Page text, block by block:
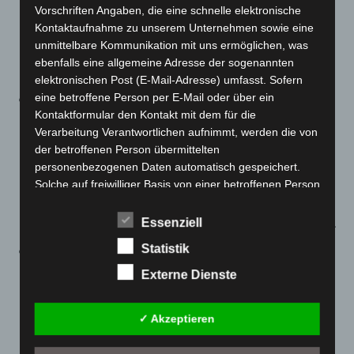
zu werden, wenn nicht mehr als70 Prozentder
Kapazität der Beherbergungsstätte genutzt werden
oder wenn eine Fläche von mindestens10 qm pro
teilnehmende Personzur Verfügung steht.
Der neue§ 8b Absatz 6ermöglicht die Nutzung einer
Beherbergungsstätte im Rahmen derberuflichen
Aus-, Fort- und Weiterbildungauch dann, wenn die
beherbergte Person zwar nicht geimpft oder genesen
ist, aber einen negativen Test vorlegt. Für
Fort- und Weiterbildung gilt somit eine 3-G-Regelung.
Der neu gefasste§ 8 b Absatz 8
Ausnahmeregelung zur Nutzung von
. Wenn die Nutzung einer Sportanlage
zur Wahrung des Tierwohls (insbesondere zur
Vorschriften Angaben, die eine schnelle elektronische
Kontaktaufnahme zu unserem Unternehmen sowie eine
unmittelbare Kommunikation mit uns ermöglichen, was
ebenfalls eine allgemeine Adresse der sogenannten
elektronischen Post (E-Mail-Adresse) umfasst. Sofern
eine betroffene Person per E-Mail oder über ein
Kontaktformular den Kontakt mit dem für die
Verarbeitung Verantwortlichen aufnimmt, werden die von
der betroffenen Person übermittelten
personenbezogenen Daten automatisch gespeichert.
Solche auf freiwilliger Basis von einer betroffenen Person
übermittelten personenbezogenen Daten werden für
Zwecke der Bearbeitung oder der Kontaktaufnahme zur
betroffenen Person gespeichert. Es erfolgt keine
Weitergabe dieser personenbezogenen Daten an Dritte.
Kommentarfunktion im Blog auf der
Internetseite
Essenziell
Statistik
Externe Dienste
✓ Akzeptieren